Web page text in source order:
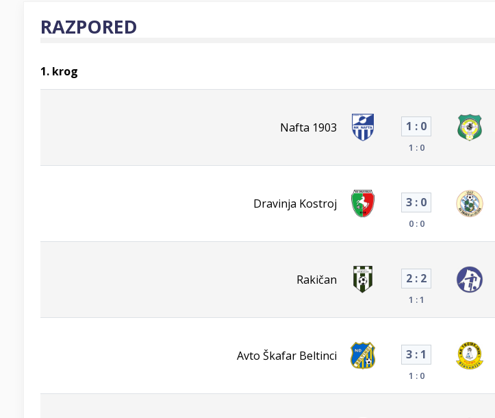
RAZPORED
1. krog
Nafta 1903 1 : 0
1 : 0
Dravinja Kostroj 3 : 0
0 : 0
Rakičan 2 : 2
1 : 1
Avto Škafar Beltinci 3 : 1
1 : 0